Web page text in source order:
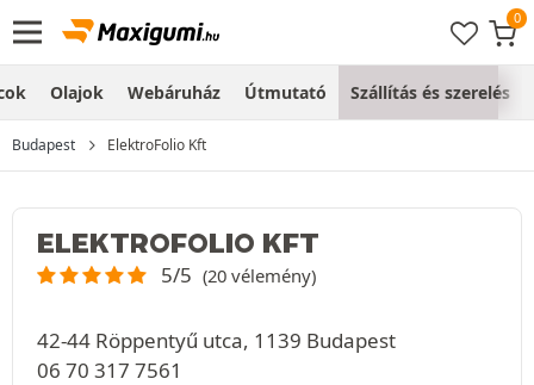
Olajok Webáruház Útmutató Szállítás és szerelés
Budapest ElektroFolio Kft
ELEKTROFOLIO KFT
5/5 (20 vélemény)
42-44 Röppentyű utca, 1139 Budapest
06 70 317 7561